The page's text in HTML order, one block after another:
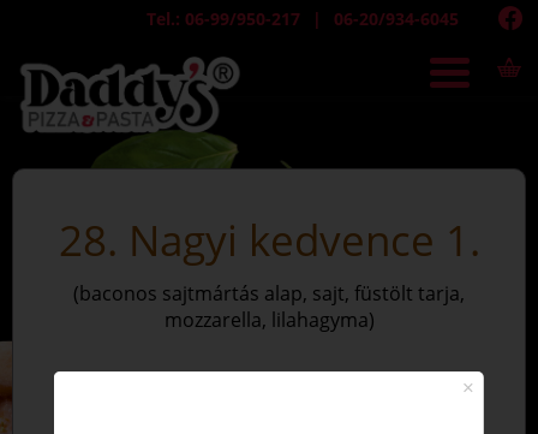
Tel.: 06-99/950-217 06-20/934-6045
28. Nagyi kedvence 1.
(baconos sajtmártás alap, sajt, füstölt tarja,
mozzarella, lilahagyma)